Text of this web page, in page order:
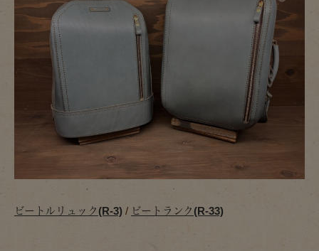
ビートルリュック(R-3) / ビートランク(R-33)